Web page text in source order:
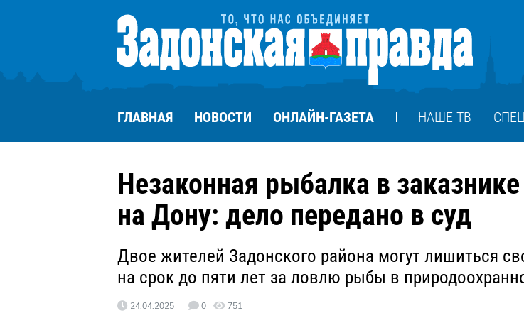
ГЛАВНАЯ НОВОСТИ ОНЛАЙН-ГАЗЕТА НАШЕ ТВ
Незаконная рыбалка в заказнике
на Дону: дело передано в суд
Двое жителей Задонского района могут лишиться
на срок до пяти лет за ловлю рыбы в
24.04.2025 0 751